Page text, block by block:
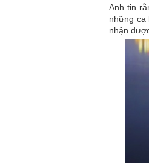
Anh tin
những ca
nhận